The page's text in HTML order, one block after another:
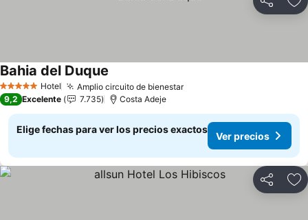
Compartir
5 Estrellas Hotel Amplio circuito de bienestarVer precios
Bahia del Duque
9,2 Excelente 7.735 Costa Adeje
Elige fechas para ver los precios exactos
Ver precios
Compartir